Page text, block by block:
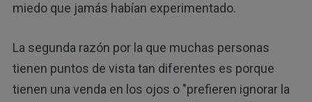
miedo que jamás habían experimentado.
La segunda razón por la que muchas personas
tienen puntos de vista tan diferentes es porque
tienen una venda en los ojos o "prefieren ignorar la